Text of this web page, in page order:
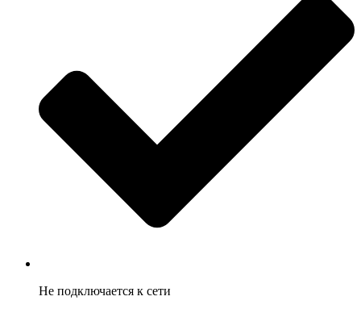
Не подключается к сети